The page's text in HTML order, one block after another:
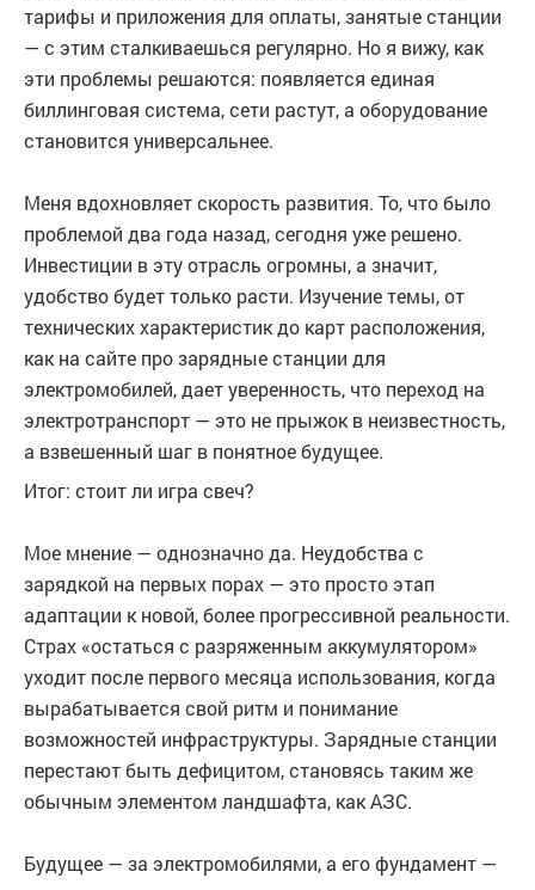
тарифы и приложения для оплаты, занятые станции
— с этим сталкиваешься регулярно. Но я вижу, как
эти проблемы решаются: появляется единая
биллинговая система, сети растут, а оборудование
становится универсальнее.
Меня вдохновляет скорость развития. То, что было
проблемой два года назад, сегодня уже решено.
Инвестиции в эту отрасль огромны, а значит,
удобство будет только расти. Изучение темы, от
технических характеристик до карт расположения,
как на сайте про зарядные станции для
электромобилей, дает уверенность, что переход на
электротранспорт — это не прыжок в неизвестность,
а взвешенный шаг в понятное будущее.
Итог: стоит ли игра свеч?
Мое мнение — однозначно да. Неудобства с
зарядкой на первых порах — это просто этап
адаптации к новой, более прогрессивной реальности.
Страх «остаться с разряженным аккумулятором»
уходит после первого месяца использования, когда
вырабатывается свой ритм и понимание
возможностей инфраструктуры. Зарядные станции
перестают быть дефицитом, становясь таким же
обычным элементом ландшафта, как АЗС.
Будущее — за электромобилями, а его фундамент —